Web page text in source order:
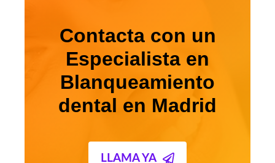
Contacta con un
Especialista en
Blanqueamiento
dental en Madrid
LLAMA YA